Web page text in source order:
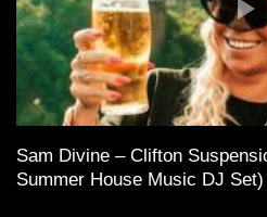
Sam Divine – Clifton
Summer House Music DJ